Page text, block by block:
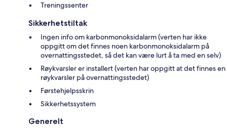
Treningssenter
Sikkerhetstiltak
Ingen info om karbonmonoksidalarm (verten har ikke
oppgitt om det finnes noen karbonmonoksidalarm på
overnattingsstedet, så det kan være lurt å ta med en selv)
Røykvarsler er installert (verten har oppgitt at det finnes en
røykvarsler på overnattingsstedet)
Førstehjelpsskrin
Sikkerhetssystem
Generelt